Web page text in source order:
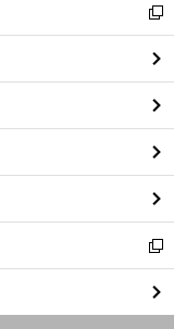
閉
る
新
し
い
ウ
ィ
ン
ド
ウ
で
開
く
新
し
い
ウ